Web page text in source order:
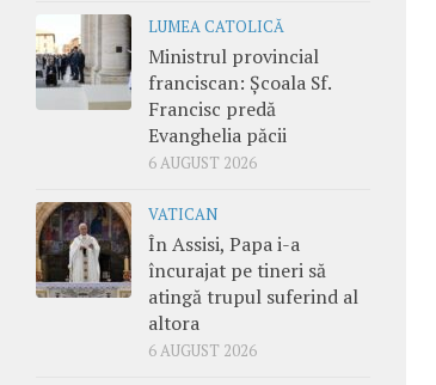
LUMEA CATOLICĂ
Ministrul provincial
franciscan: Școala Sf.
Francisc predă
Evanghelia păcii
6 AUGUST 2026
VATICAN
În Assisi, Papa i-a
încurajat pe tineri să
atingă trupul suferind al
altora
6 AUGUST 2026